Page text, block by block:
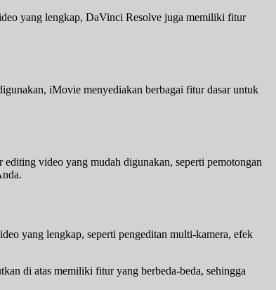
yang lengkap, DaVinci Resolve juga memiliki fitur
iMovie menyediakan berbagai fitur dasar untuk
video yang mudah digunakan, seperti pemotongan
yang lengkap, seperti pengeditan multi-kamera, efek
di atas memiliki fitur yang berbeda-beda, sehingga